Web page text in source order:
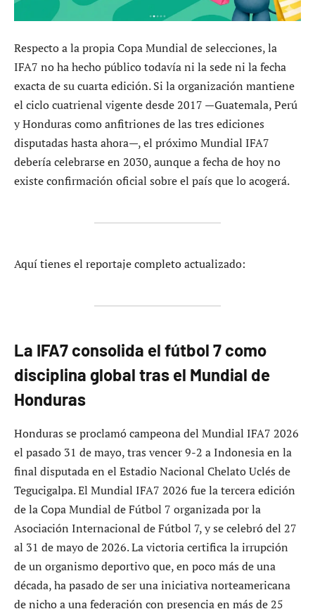
Respecto a la propia Copa Mundial de selecciones, la
IFA7 no ha hecho público todavía ni la sede ni la fecha
exacta de su cuarta edición. Si la organización mantiene
el ciclo cuatrienal vigente desde 2017 —Guatemala, Perú
y Honduras como anfitriones de las tres ediciones
disputadas hasta ahora—, el próximo Mundial IFA7
debería celebrarse en 2030, aunque a fecha de hoy no
existe confirmación oficial sobre el país que lo acogerá.
Aquí tienes el reportaje completo actualizado:
La IFA7 consolida el fútbol 7 como
disciplina global tras el Mundial de
Honduras
Honduras se proclamó campeona del Mundial IFA7 2026
el pasado 31 de mayo, tras vencer 9-2 a Indonesia en la
final disputada en el Estadio Nacional Chelato Uclés de
Tegucigalpa. El Mundial IFA7 2026 fue la tercera edición
de la Copa Mundial de Fútbol 7 organizada por la
Asociación Internacional de Fútbol 7, y se celebró del 27
al 31 de mayo de 2026. La victoria certifica la irrupción
de un organismo deportivo que, en poco más de una
década, ha pasado de ser una iniciativa norteamericana
de nicho a una federación con presencia en más de 25